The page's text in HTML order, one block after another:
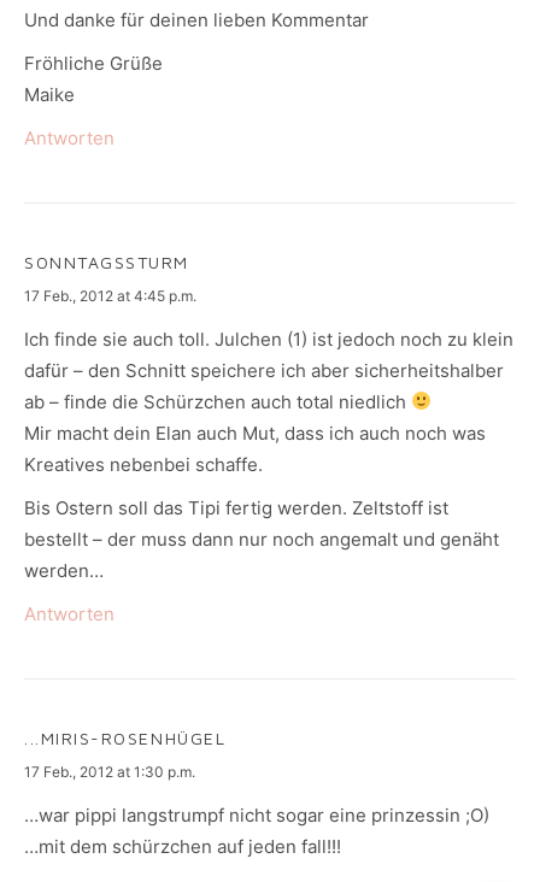
Und danke für deinen lieben Kommentar
Fröhliche Grüße
Maike
Antworten
SONNTAGSSTURM
says:
17 Feb., 2012 at 4:45 p.m.
Ich finde sie auch toll. Julchen (1) ist jedoch noch zu klein
dafür – den Schnitt speichere ich aber sicherheitshalber
ab – finde die Schürzchen auch total niedlich
Mir macht dein Elan auch Mut, dass ich auch noch was
Kreatives nebenbei schaffe.
Bis Ostern soll das Tipi fertig werden. Zeltstoff ist
bestellt – der muss dann nur noch angemalt und genäht
werden…
Antworten
...MIRIS-ROSENHÜGEL
says:
17 Feb., 2012 at 1:30 p.m.
…war pippi langstrumpf nicht sogar eine prinzessin ;O)
…mit dem schürzchen auf jeden fall!!!